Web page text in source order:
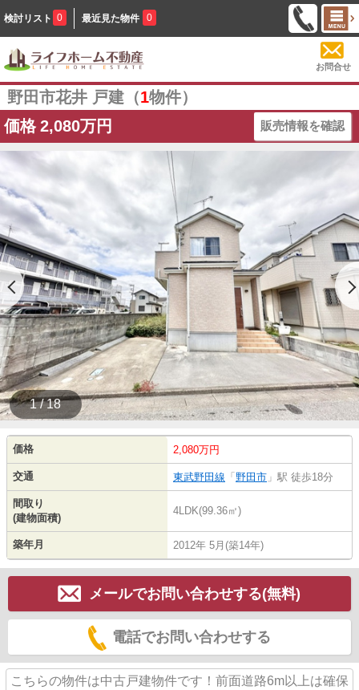
検討リスト 0 最近見た物件 0
お問合せ
野田市花井 戸建（1物件）
価格 2,080万円 販売情報を確認
1 / 18
価格 2,080万円
交通 東武野田線 「 野田市 」駅 徒歩18分
間取り
(建物面積)
4LDK(99.36㎡)
築年月 2012年 5月(築14年)
メールでお問い合わせする(無料)
電話でお問い合わせする
こちらの物件は中古戸建物件です！前面道路6m以上は確保